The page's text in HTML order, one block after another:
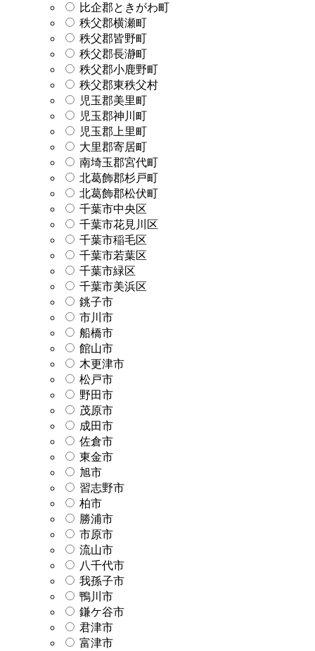
比企郡ときがわ町
秩父郡横瀬町
秩父郡皆野町
秩父郡長瀞町
秩父郡小鹿野町
秩父郡東秩父村
児玉郡美里町
児玉郡神川町
児玉郡上里町
大里郡寄居町
南埼玉郡宮代町
北葛飾郡杉戸町
北葛飾郡松伏町
千葉市中央区
千葉市花見川区
千葉市稲毛区
千葉市若葉区
千葉市緑区
千葉市美浜区
銚子市
市川市
船橋市
館山市
木更津市
松戸市
野田市
茂原市
成田市
佐倉市
東金市
旭市
習志野市
柏市
勝浦市
市原市
流山市
八千代市
我孫子市
鴨川市
鎌ケ谷市
君津市
富津市